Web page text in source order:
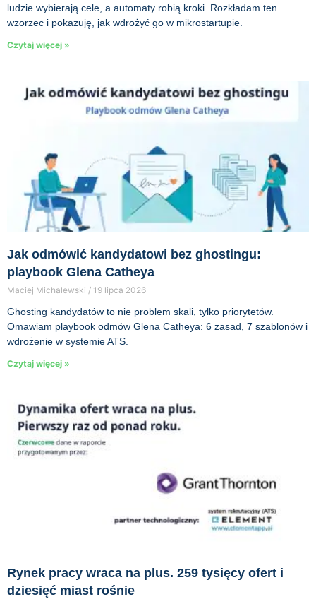
ludzie wybierają cele, a automaty robią kroki. Rozkładam ten
wzorzec i pokazuję, jak wdrożyć go w mikrostartupie.
Czytaj więcej »
Jak odmówić kandydatowi bez ghostingu:
playbook Glena Catheya
Maciej Michalewski 19 lipca 2026
Ghosting kandydatów to nie problem skali, tylko priorytetów.
Omawiam playbook odmów Glena Catheya: 6 zasad, 7 szablonów i
wdrożenie w systemie ATS.
Czytaj więcej »
Rynek pracy wraca na plus. 259 tysięcy ofert i
dziesięć miast rośnie